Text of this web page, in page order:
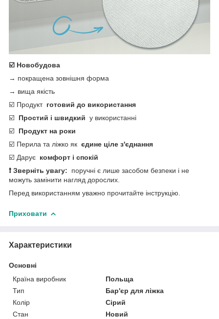
☑️ Новобудова
→ покращена зовнішня форма
→ вища якість
☑️ Продукт готовий до використання
☑️ Простий і швидкий у використанні
☑️
Продукт на роки
☑️ Перила та ліжко як єдине ціле з'єднання
☑️ Дарує комфорт і спокій
❗ Зверніть увагу: поручні є лише засобом безпеки і не
можуть замінити нагляд дорослих.
Перед використанням уважно прочитайте інструкцію.
Приховати
Характеристики
Основні
Країна виробник
Польща
Тип
Бар'єр для ліжка
Колір
Сірий
Стан
Новий